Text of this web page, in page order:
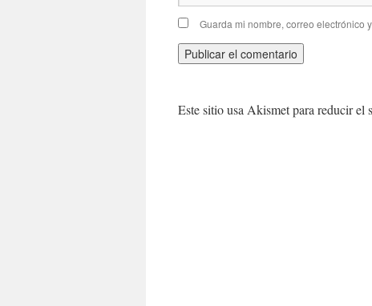
Guarda mi nombre, correo electrónico
Este sitio usa Akismet para reducir el